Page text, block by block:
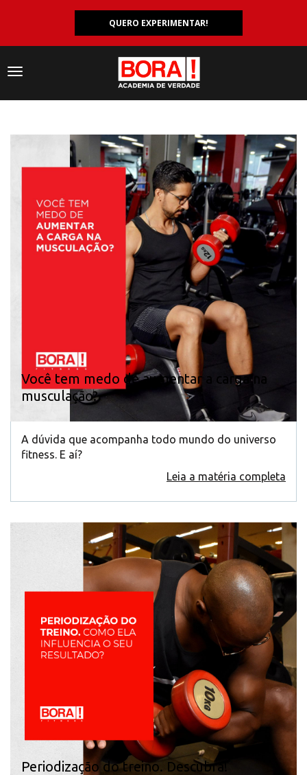
QUERO EXPERIMENTAR!
Navegação
Você tem medo de aumentar a carga na
musculação?
A dúvida que acompanha todo mundo do universo
fitness. E aí?
Leia a matéria completa
Periodização do treino. Descubra!